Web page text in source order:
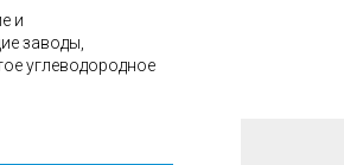
и
заводы,
углеводородное